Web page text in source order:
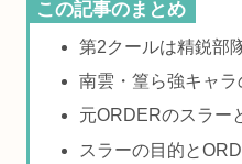
この記事のまとめ
第2クールは精鋭部
南雲・篁ら強キャ
元ORDERのスラー
スラーの目的と